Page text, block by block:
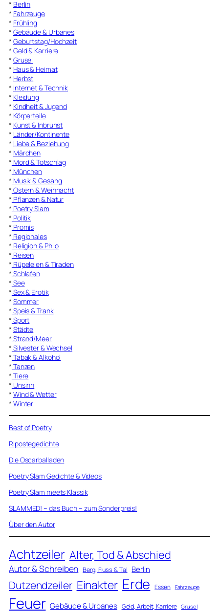
* Berlin
* Fahrzeuge
* Frühling
* Gebäude & Urbanes
* Geburtstag/Hochzeit
* Geld & Karriere
* Grusel
* Haus & Heimat
* Herbst
* Internet & Technik
* Kleidung
* Kindheit & Jugend
* Körperteile
* Kunst & Inbrunst
* Länder/Kontinente
* Liebe & Beziehung
* Märchen
* Mord & Totschlag
* München
* Musik & Gesang
* Ostern & Weihnacht
* Pflanzen & Natur
* Poetry Slam
* Politik
* Promis
* Regionales
* Religion & Philo
* Reisen
* Rüpeleien & Tiraden
* Schlafen
* See
* Sex & Erotik
* Sommer
* Speis & Trank
* Sport
* Städte
* Strand/Meer
* Silvester & Wechsel
* Tabak & Alkohol
* Tanzen
* Tiere
* Unsinn
* Wind & Wetter
* Winter
Best of Poetry
Ripostegedichte
Die Oscarballaden
Poetry Slam Gedichte & Videos
Poetry Slam meets Klassik
SLAMMED! – das Buch – zum Sonderpreis!
Über den Autor
Achtzeiler Alter, Tod & Abschied
Autor & Schreiben Berg, Fluss & Tal Berlin
Dutzendzeiler Einakter Erde Essen Fahrzeuge
Feuer Gebäude & Urbanes Geld, Arbeit, Karriere Grusel